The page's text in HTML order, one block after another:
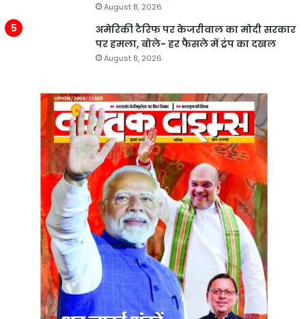
August 8, 2026
अमेरिकी टैरिफ पर केजरीवाल का मोदी सरकार
पर हमला, बोले- हर फैसले में ट्रंप का दखल
August 8, 2026